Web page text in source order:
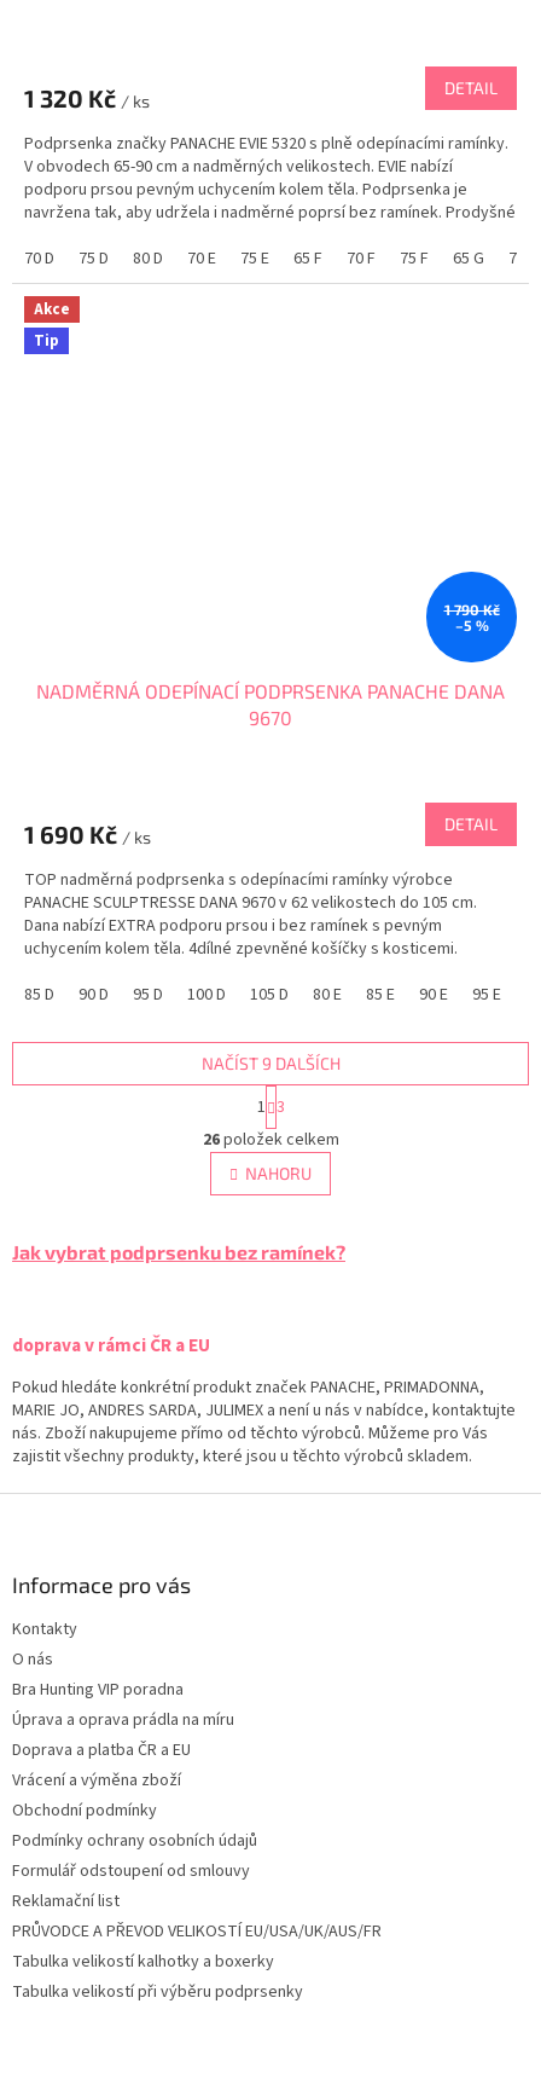
1 320 Kč / ks
DETAIL
Podprsenka značky PANACHE EVIE 5320 s plně odepínacími ramínky.
V obvodech 65-90 cm a nadměrných velikostech. EVIE nabízí
podporu prsou pevným uchycením kolem těla. Podprsenka je
navržena tak, aby udržela i nadměrné poprsí bez ramínek. Prodyšné
70 D
75 D 80 D 70 E 75 E 65 F 70 F 75 F 65 G 70 G
Akce
Tip
1 790 Kč
–5 %
NADMĚRNÁ ODEPÍNACÍ PODPRSENKA PANACHE DANA
9670
1 690 Kč / ks
DETAIL
TOP nadměrná podprsenka s odepínacími ramínky výrobce
PANACHE SCULPTRESSE DANA 9670 v 62 velikostech do 105 cm.
Dana nabízí EXTRA podporu prsou i bez ramínek s pevným
uchycením kolem těla. 4dílné zpevněné košíčky s kosticemi.
85 D
90 D 95 D 100 D 105 D 80 E 85 E 90 E 95 E
O
v
l
á
c
k
y
v
ý
i
NAČÍST 9 DALŠÍCH
S
t
r
á
n
k
á
1 3
26položek celkem
NAHORU
Jak vybrat podprsenku bez ramínek?
doprava v rámci ČR a EU
Pokud hledáte konkrétní produkt značek PANACHE, PRIMADONNA,
MARIE JO, ANDRES SARDA, JULIMEX a není u nás v nabídce, kontaktujte
nás. Zboží nakupujeme přímo od těchto výrobců. Můžeme pro Vás
zajistit všechny produkty, které jsou u těchto výrobců skladem.
Informace pro vás
Kontakty
O nás
Bra Hunting VIP poradna
Úprava a oprava prádla na míru
Doprava a platba ČR a EU
Vrácení a výměna zboží
Obchodní podmínky
Podmínky ochrany osobních údajů
Formulář odstoupení od smlouvy
Reklamační list
PRŮVODCE A PŘEVOD VELIKOSTÍ EU/USA/UK/AUS/FR
Tabulka velikostí kalhotky a boxerky
Tabulka velikostí při výběru podprsenky